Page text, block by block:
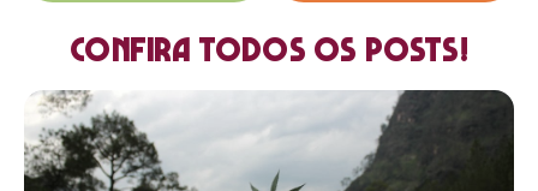
Confira todos os posts!